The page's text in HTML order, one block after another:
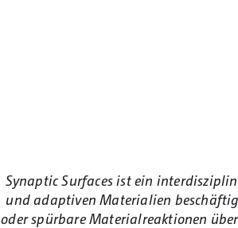
Synaptic Surfaces ist ein
und adaptiven Materialien
oder spürbare Materialreaktionen